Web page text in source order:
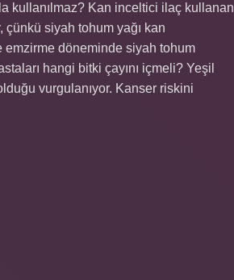
kullanılmaz? Kan inceltici ilaç kullanan
çünkü siyah tohum yağı kan
emzirme döneminde siyah tohum
hangi bitki çayını içmeli? Yeşil
vurgulanıyor. Kanser riskini